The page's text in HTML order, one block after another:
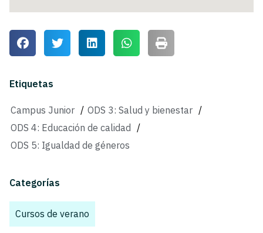
Etiquetas
Campus Junior / ODS 3: Salud y bienestar /
ODS 4: Educación de calidad /
ODS 5: Igualdad de géneros
Categorías
Cursos de verano